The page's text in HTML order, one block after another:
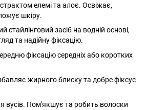
елемі та алоє. Освіжає,
шкіру.
стайлінговий засіб на водній основі,
та надійну фіксацію.
фіксацію середніх або коротких
жирного блиску та добре фіксує
вусів. Пом'якшує та робить волоски